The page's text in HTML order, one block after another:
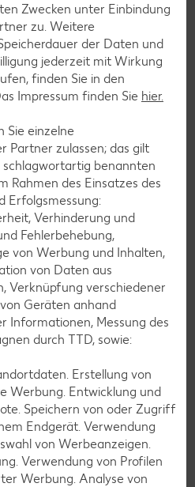
nicht automatisch auf
Ob süß oder herzhaft –
zauberst du dir Gerichte,
auch richtig lecker sind.
entdecken
Zwecken unter Einbindung
zu. Weitere
der Daten und
jederzeit mit Wirkung
finden Sie in den
Impressum finden Sie hier.
Sie einzelne
Partner zulassen; das gilt
benannten
Rahmen des Einsatzes des
Erfolgsmessung:
Verhinderung und
Fehlerbehebung,
von Werbung und Inhalten,
von Daten aus
Verknüpfung verschiedener
Geräten anhand
Informationen, Messung des
durch TTD, sowie:
Erstellung von
Werbung. Entwicklung und
Speichern von oder Zugriff
Endgerät. Verwendung
von Werbeanzeigen.
Verwendung von Profilen
Werbung. Analyse von